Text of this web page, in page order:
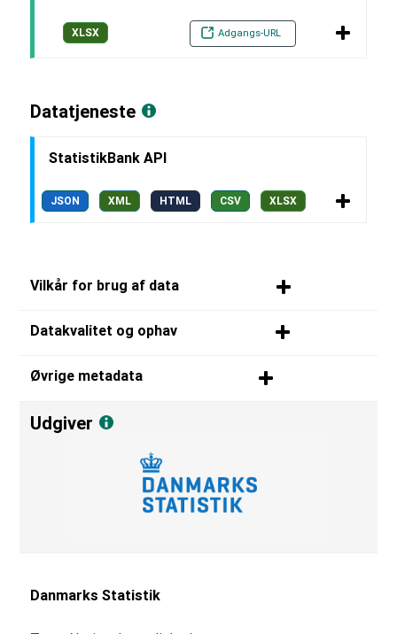
XLSX Adgangs-URL
Datatjeneste
StatistikBank API
JSON XML HTML CSV XLSX
Vilkår for brug af data
Datakvalitet og ophav
Øvrige metadata
Udgiver
Danmarks Statistik